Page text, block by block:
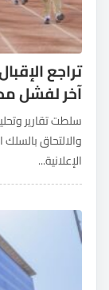
تراجع
آخر لفشل
سلطت تقارير
والالتحاق
الإعلانية...